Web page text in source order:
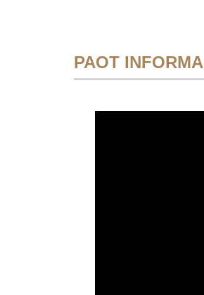
PAOT INFORMA